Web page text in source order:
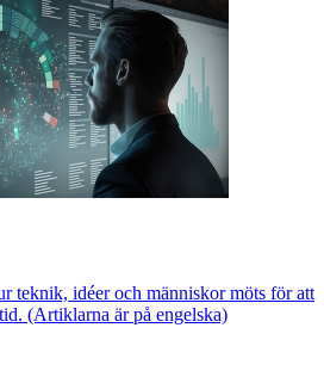
teknik, idéer och människor möts för att
(Artiklarna är på engelska)